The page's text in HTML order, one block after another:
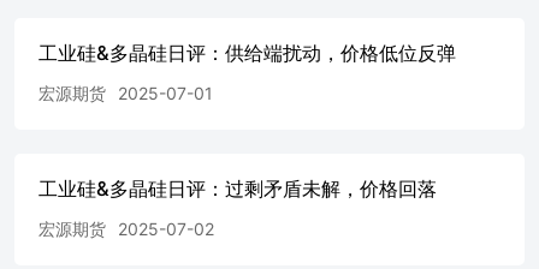
工业硅&多晶硅日评：供给端扰动，价格低位反弹
宏源期货 2025-07-01
工业硅&多晶硅日评：过剩矛盾未解，价格回落
宏源期货 2025-07-02